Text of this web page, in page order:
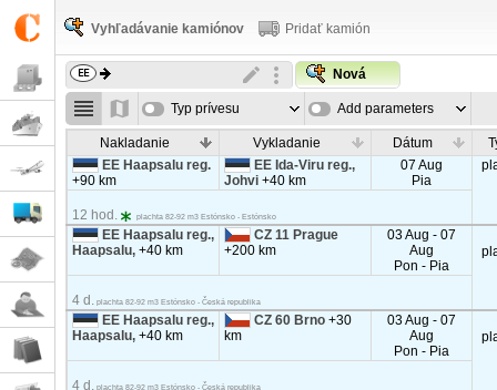
Vyhľadávanie kamiónov Pridať kamión
Nová
Typ prívesu Add parameters
Nakladanie Vykladanie Dátum
EE Haapsalu reg.
+90 km
EE Ida-Viru reg.,
Johvi+40 km
07 Aug
Pia
12 hod. plachta 82-92 m3 Estónsko - Estónsko
EE Haapsalu reg.,
Haapsalu,+40 km
CZ 11 Prague
+200 km
03 Aug - 07
Aug
Pon - Pia
4 d. plachta 82-92 m3 Estónsko - Česká republika
EE Haapsalu reg.,
Haapsalu,+40 km
CZ 60 Brno+30
km
03 Aug - 07
Aug
Pon - Pia
4 d. plachta 82-92 m3 Estónsko - Česká republika